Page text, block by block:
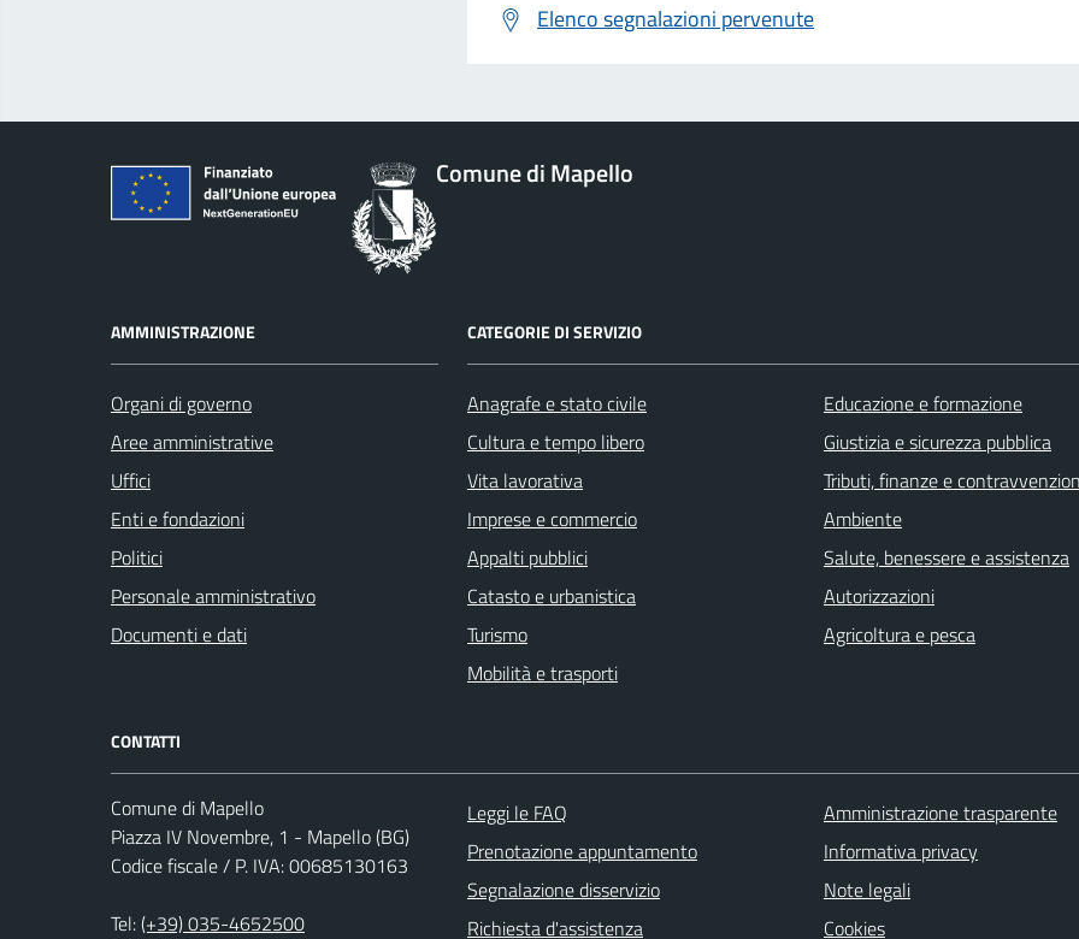
Elenco segnalazioni pervenute
Comune di Mapello
AMMINISTRAZIONE
Organi di governo
Aree amministrative
Uffici
Enti e fondazioni
Politici
Personale amministrativo
Documenti e dati
CATEGORIE DI SERVIZIO
Anagrafe e stato civile
Cultura e tempo libero
Vita lavorativa
Imprese e commercio
Appalti pubblici
Catasto e urbanistica
Turismo
Mobilità e trasporti
Educazione e formazione
Giustizia e sicurezza pubblica
Tributi, finanze e
Ambiente
Salute, benessere e assistenza
Autorizzazioni
Agricoltura e pesca
CONTATTI
Comune di Mapello
Piazza IV Novembre, 1 - Mapello (BG)
Codice fiscale / P. IVA: 00685130163
Tel:(+39) 035-4652500
Leggi le FAQ
Prenotazione appuntamento
Segnalazione disservizio
Richiesta d'assistenza
Amministrazione trasparente
Informativa privacy
Note legali
Cookies